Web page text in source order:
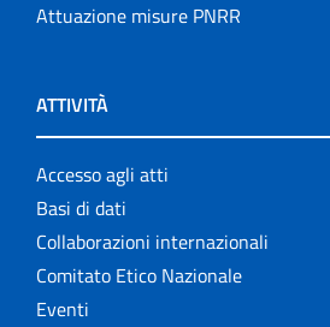
Attuazione misure PNRR
ATTIVITÀ
Accesso agli atti
Basi di dati
Collaborazioni internazionali
Comitato Etico Nazionale
Eventi